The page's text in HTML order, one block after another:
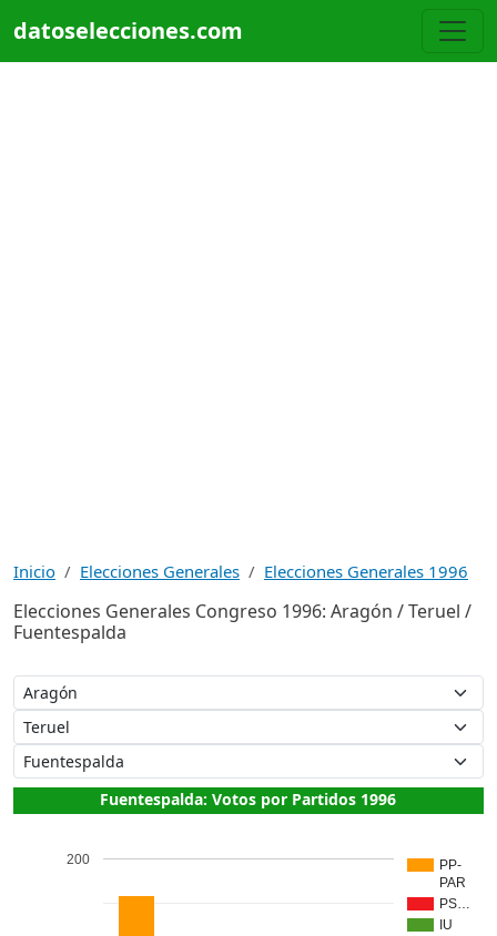
datoselecciones.com
Inicio Elecciones Generales Elecciones Generales 1996
Elecciones Generales Congreso 1996: Aragón / Teruel /
Fuentespalda
Fuentespalda: Votos por Partidos 1996
PP-
PAR
PS…
IU
200